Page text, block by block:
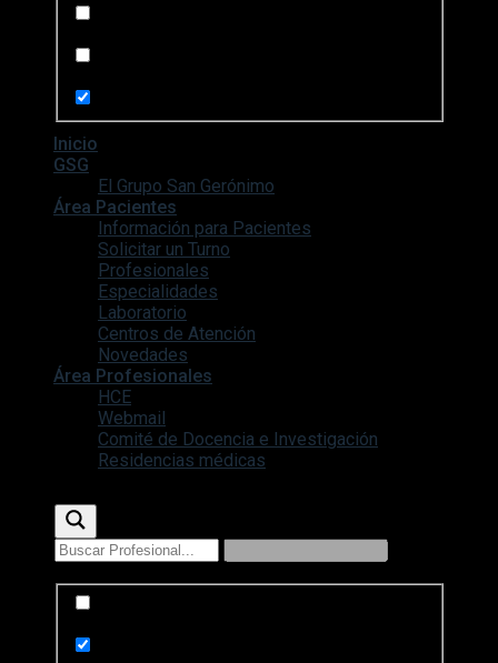
Inicio
GSG
El Grupo San Gerónimo
Área Pacientes
Información para Pacientes
Solicitar un Turno
Profesionales
Especialidades
Laboratorio
Centros de Atención
Novedades
Área Profesionales
HCE
Webmail
Comité de Docencia e Investigación
Residencias médicas